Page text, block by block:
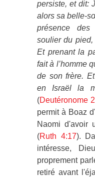
persiste, et dit:
alors sa belle-
présence
soulier du
Et prenant la
fait à l’homme
de son frère.
en Israël la
(Deutéronome
permit à Boaz
Naomi d'avoir
(Ruth 4:17).
intéresse,
proprement
retiré avant